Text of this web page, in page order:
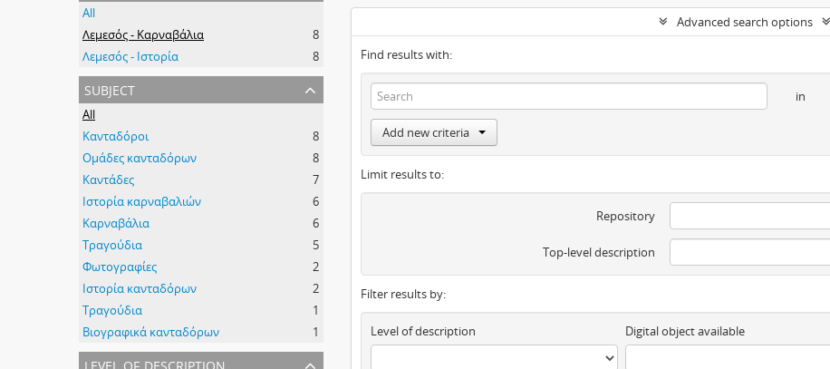
All
Λεμεσός - Καρναβάλια
8
Λεμεσός - Ιστορία
8
subject
All
Κανταδόροι
8
Ομάδες κανταδόρων
8
Καντάδες
7
Ιστορία καρναβαλιών
6
Καρναβάλια
6
Τραγούδια
5
Φωτογραφίες
2
Ιστορία κανταδόρων
2
Τραγούδια
1
Βιογραφικά κανταδόρων
1
level of description
Advanced search options
Find results with:
in
Add new criteria
Limit results to:
Repository
Top-level description
Filter results by:
Level of description Digital object available